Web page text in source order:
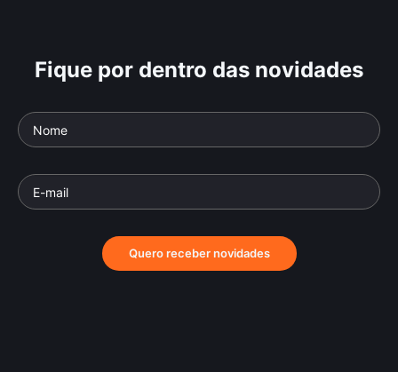
Fique por dentro das novidades
Quero receber novidades